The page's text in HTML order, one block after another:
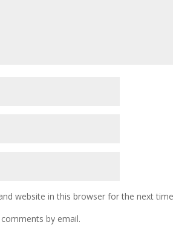
website in this browser for the next
by email.